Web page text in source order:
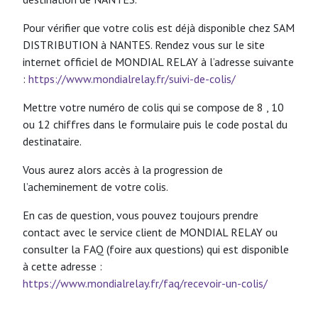
Pour vérifier que votre colis est déjà disponible chez SAM
DISTRIBUTION à NANTES. Rendez vous sur le site
internet officiel de MONDIAL RELAY à l’adresse suivante
: https://www.mondialrelay.fr/suivi-de-colis/
Mettre votre numéro de colis qui se compose de 8 , 10
ou 12 chiffres dans le formulaire puis le code postal du
destinataire.
Vous aurez alors accès à la progression de
l’acheminement de votre colis.
En cas de question, vous pouvez toujours prendre
contact avec le service client de MONDIAL RELAY ou
consulter la FAQ (foire aux questions) qui est disponible
à cette adresse :
https://www.mondialrelay.fr/faq/recevoir-un-colis/